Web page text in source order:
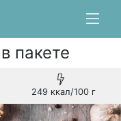
пакете
249 ккал/100 г